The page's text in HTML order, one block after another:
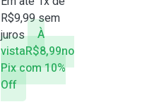
R$9,99sem
juros
À
vistaR$8,99no
Pix com 10%
Off